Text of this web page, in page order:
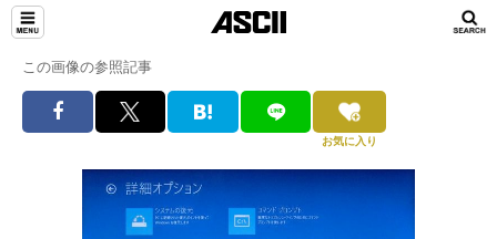
この画像の参照記事
お気に入り